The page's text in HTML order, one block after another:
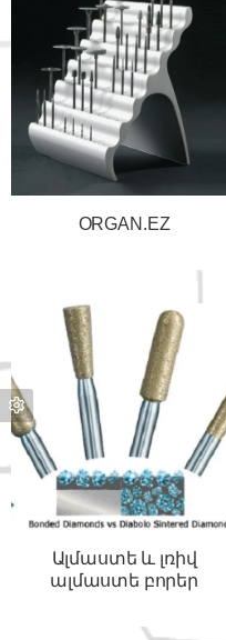
ORGAN.EZ
Ալմաստե և լռիվ
ալմաստե բորեր